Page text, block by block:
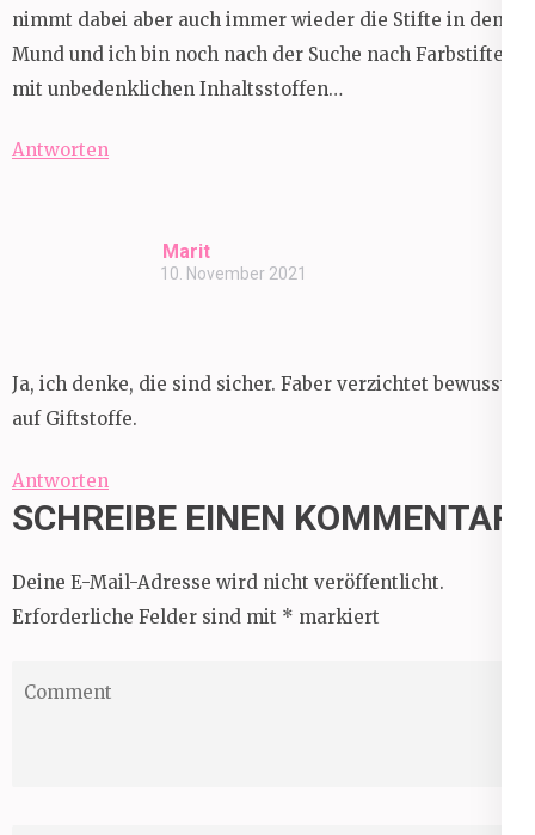
nimmt dabei aber auch immer wieder die Stifte in den
Mund und ich bin noch nach der Suche nach Farbstiften
mit unbedenklichen Inhaltsstoffen…
Antworten
Marit
10. November 2021
Ja, ich denke, die sind sicher. Faber verzichtet bewusst
auf Giftstoffe.
Antworten
SCHREIBE EINEN KOMMENTAR
Deine E-Mail-Adresse wird nicht veröffentlicht.
Erforderliche Felder sind mit * markiert